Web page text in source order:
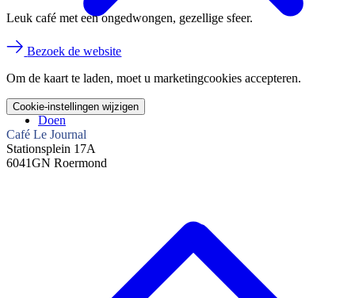
Doen
Leuk café met een ongedwongen, gezellige sfeer.
Bezoek de website
Om de kaart te laden, moet u marketingcookies accepteren.
Cookie-instellingen wijzigen
Café Le Journal
Stationsplein 17A
6041GN Roermond